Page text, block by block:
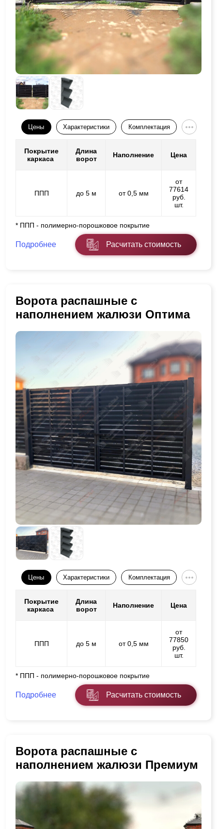
Цены Характеристики Комплектация
Покрытие
каркаса
Длина
ворот
Наполнение Цена
ППП до 5 м от 0,5 мм
от
77614
руб.
шт.
* ППП - полимерно-порошковое покрытие
Подробнее Расчитать стоимость
Ворота распашные с
наполнением жалюзи Оптима
Цены Характеристики Комплектация
Покрытие
каркаса
Длина
ворот
Наполнение Цена
ППП до 5 м от 0,5 мм
от
77850
руб.
шт.
* ППП - полимерно-порошковое покрытие
Подробнее Расчитать стоимость
Ворота распашные с
наполнением жалюзи Премиум